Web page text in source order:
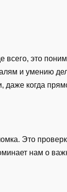
это
и умению
даже когда
Это
нам о